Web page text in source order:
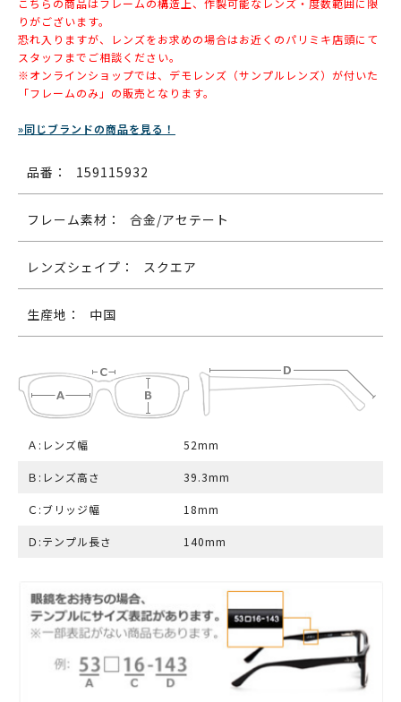
こちらの商品はフレームの構造上、作製可能なレンズ・度数範囲に限
りがございます。
恐れ入りますが、レンズをお求めの場合はお近くのパリミキ店頭にて
スタッフまでご相談ください。
※オンラインショップでは、デモレンズ（サンプルレンズ）が付いた
「フレームのみ」の販売となります。
»同じブランドの商品を見る！
品番： 159115932
フレーム素材： 合金/アセテート
レンズシェイプ： スクエア
生産地： 中国
Ａ:レンズ幅 52mm
Ｂ:レンズ高さ 39.3mm
Ｃ:ブリッジ幅 18mm
Ｄ:テンプル長さ 140mm